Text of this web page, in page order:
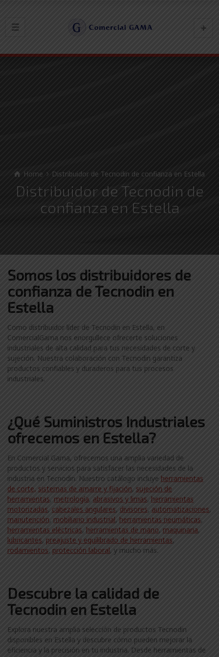
Home Distribuidor de Tecnodin de confianza en Estella
Distribuidor de Tecnodin de
confianza en Estella
Somos los distribuidores de
confianza deTecnodin en
Estella
Como distribuidor líder de Tecnodin en Estella, en
ComercialGama nos enorgullece ofrecerte soluciones
industriales de alta calidad para tus necesidades de corte y
sujeción. Nuestra colaboración con Tecnodin garantiza
productos confiables y duraderos para tus procesos
industriales.
¿Qué Suministros Industriales
ofrecemos en Estella?
En Comercial Gama, ofrecemos una amplia variedad de
productos y servicios para satisfacer las necesidades de la
industria en Tecnodin. Nuestro catálogo incluye herramientas
de corte, sistemas de amarre y fijación, sujeción de
herramientas, metrología, abrasivos y limas, herramientas
motorizadas, cabezales angulares, divisores, automatizaciones,
manutención, mobiliario industrial, herramientas neumáticas,
herramientas eléctricas, herramientas de mano, maquinaria,
lubricantes, preajuste y equilibrado de herramientas,
rodamientos, protección laboral, y mucho más.
Descubre la calidad de
Tecnodin en Estella
Explora nuestra amplia selección de productos Tecnodin
disponibles en Estella y descubre cómo pueden mejorar la
eficiencia y la precisión en tu industria. Desde herramientas de